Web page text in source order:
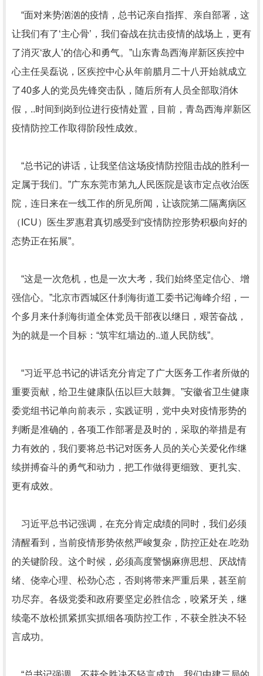
“面对来势汹汹的疫情，总书记亲自指挥、亲自部署，这
让我们有了‘主心骨’，我们奋战在抗击疫情的战场上，更有
了消灭‘敌人’的信心和勇气。”山东青岛西海岸新区疾控中
心主任吴磊说，区疾控中心从年前腊月二十八开始就成立
了40多人的党员先锋突击队，随后所有人员全部取消休
假，..时间到岗到位进行疫情处置，目前，青岛西海岸新区
疫情防控工作取得阶段性成效。
“总书记的讲话，让我坚信这场疫情防控阻击战的胜利一
定属于我们。”广东东莞市第九人民医院是该市定点收治医
院，连日来在一线工作的所见所闻，让该院第二隔离病区
（ICU）医生罗惠君真切感受到“疫情防控形势积极向好的
态势正在拓展”。
“这是一次危机，也是一次大考，我们始终坚定信心、增
强信心。”北京市西城区什刹海街道工委书记海峰介绍，一
个多月来什刹海街道全体党员干部夜以继日，艰苦奋战，
为的就是一个目标：“筑牢红墙边的..道人民防线”。
“习近平总书记的讲话充分肯定了广大医务工作者所做的
重要贡献，给卫生健康队伍以巨大鼓舞。”安徽省卫生健康
委党组书记单向前表示，实践证明，党中央对疫情形势的
判断是准确的，各项工作部署是及时的，采取的举措是有
力有效的，我们要将总书记对医务人员的关心关爱化作继
续拼搏奋斗的勇气和动力，把工作做得更细致、更扎实、
更有成效。
习近平总书记强调，在充分肯定成绩的同时，我们必须
清醒看到，当前疫情形势依然严峻复杂，防控正处在.吃劲
的关键阶段。这个时候，必须高度警惕麻痹思想、厌战情
绪、侥幸心理、松劲心态，否则将带来严重后果，甚至前
功尽弃。各级党委和政府要坚定必胜信念，咬紧牙关，继
续毫不放松抓紧抓实抓细各项防控工作，不获全胜决不轻
言成功。